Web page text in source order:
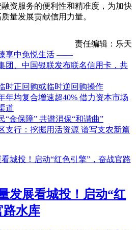
资服务的便利性和精准度，为加快
量发展贡献信用力量。
责任编辑：乐天
享中免悦生活 ——
团、中国银联发布联名信用卡，共
时正回购或临时逆回购操作
年均复合增速超40% 借力资本市场
道
“金保障” 共谱消保“和谐曲”
支行：挖掘用活资源 谱写支农新篇
发展看城投！启动“红
路水库